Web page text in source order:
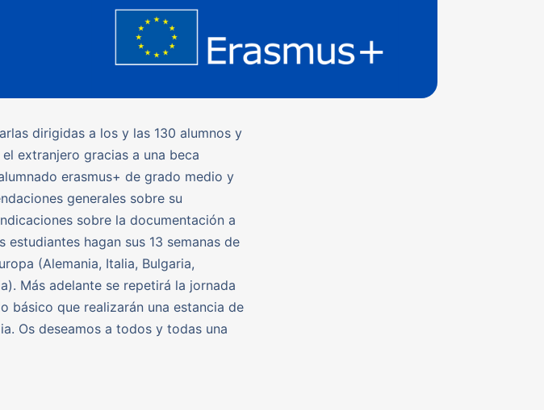
dirigidas a los y las 130 alumnos y
extranjero gracias a una beca
erasmus+ de grado medio y
generales sobre su
sobre la documentación a
hagan sus 13 semanas de
(Alemania, Italia, Bulgaria,
Más adelante se repetirá la jornada
básico que realizarán una estancia de
Os deseamos a todos y todas una